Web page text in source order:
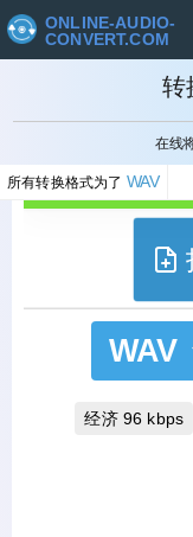
ONLINE-AUDIO-
CONVERT.COM
转
在线
所有转换格式为了 WAV
WAV
经济 96 kbps